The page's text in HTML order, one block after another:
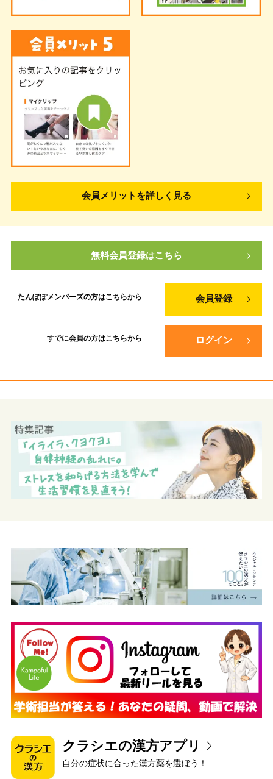
会員メリットを詳しく見る
無料会員登録はこちら
たんぽぽメンバーズの方はこちらから 会員登録
すでに会員の方はこちらから ログイン
クラシエの漢方アプリ
自分の症状に合った漢方薬を選ぼう！